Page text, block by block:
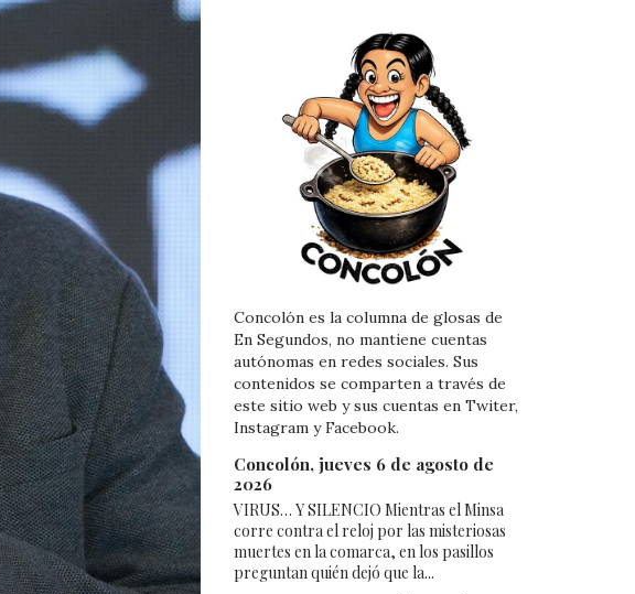
Concolón es la columna de glosas de
En Segundos, no mantiene cuentas
autónomas en redes sociales. Sus
contenidos se comparten a través de
este sitio web y sus cuentas en Twiter,
Instagram y Facebook.
Concolón, jueves 6 de agosto de
2026
VIRUS… Y SILENCIO Mientras el Minsa
corre contra el reloj por las misteriosas
muertes en la comarca, en los pasillos
preguntan quién dejó que la...